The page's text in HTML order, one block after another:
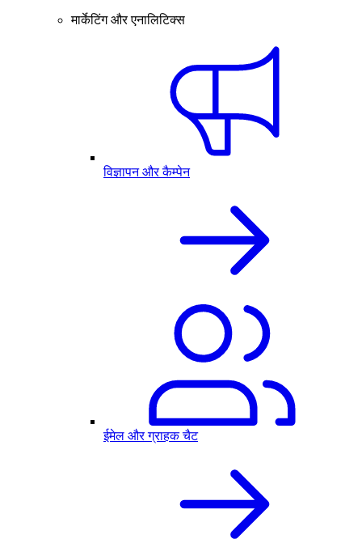
मार्केटिंग और एनालिटिक्स
विज्ञापन और कैम्पेन
ईमेल और ग्राहक चैट